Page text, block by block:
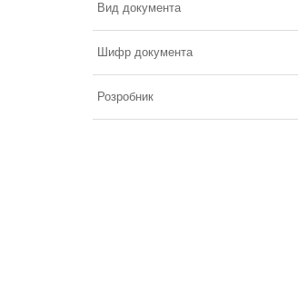
Вид документа
Шифр документа
Розробник